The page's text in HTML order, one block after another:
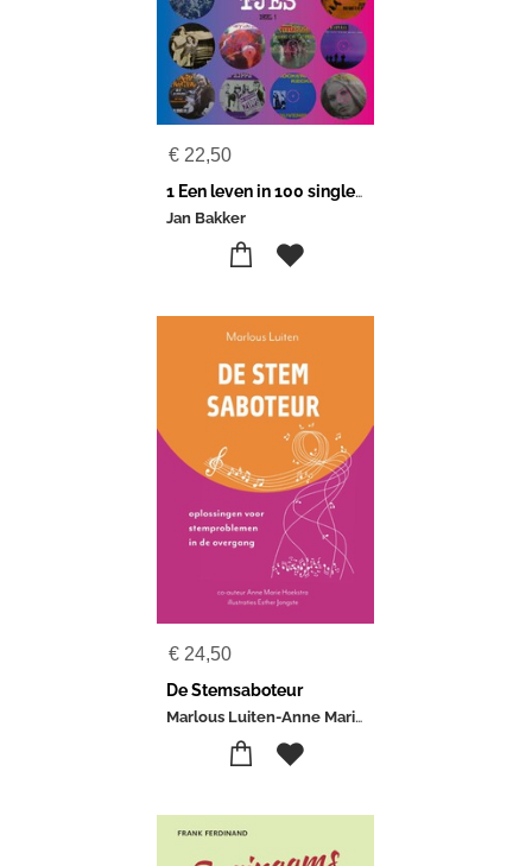
€ 22,50
1 Een leven in 100 singletjes
Jan Bakker
€ 24,50
De Stemsaboteur
Marlous Luiten-Anne Marie Hoekstra